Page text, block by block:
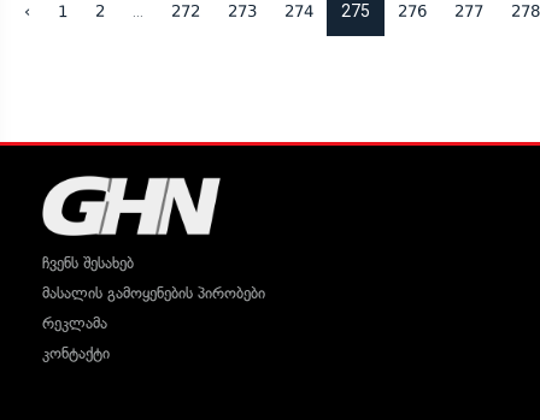
‹ 1 2 272 273 274 275 276 277 278
ჩვენს შესახებ
მასალის გამოყენების პირობები
რეკლამა
კონტაქტი